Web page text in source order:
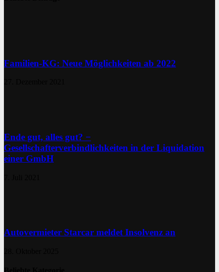
Familien-KG: Neue Möglichkeiten ab 2022
Ende gut, alles gut? −
Gesellschafterverbindlichkeiten in der Liquidation
einer GmbH
Autovermieter Starcar meldet Insolvenz an